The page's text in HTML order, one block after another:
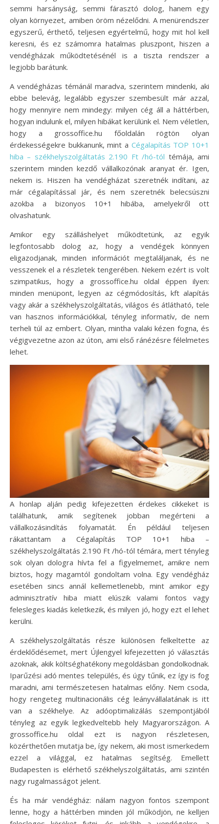
semmi harsányság, semmi fárasztó dolog, hanem egy
olyan környezet, amiben öröm nézelődni. A menürendszer
egyszerű, érthető, teljesen egyértelmű, hogy mit hol kell
keresni, és ez számomra hatalmas pluszpont, hiszen a
vendégházak működtetésénél is a tiszta rendszer a
legjobb barátunk.
A vendégházas témánál maradva, szerintem mindenki, aki
ebbe belevág, legalább egyszer szembesült már azzal,
hogy mennyire nem mindegy: milyen cég áll a háttérben,
hogyan indulunk el, milyen hibákat kerülünk el. Nem véletlen,
hogy a grossoffice.hu főoldalán rögtön olyan
érdekességekre bukkanunk, mint a Cégalapítás TOP 10+1
hiba – székhelyszolgáltatás 2.190 Ft /hó-tól témája, ami
szerintem minden kezdő vállalkozónak aranyat ér. Igen,
nekem is. Hiszen ha vendégházat szeretnék indítani, az
már cégalapítással jár, és nem szeretnék belecsúszni
azokba a bizonyos 10+1 hibába, amelyekről ott
olvashatunk.
Amikor egy szálláshelyet működtetünk, az egyik
legfontosabb dolog az, hogy a vendégek könnyen
eligazodjanak, minden információt megtaláljanak, és ne
vesszenek el a részletek tengerében. Nekem ezért is volt
szimpatikus, hogy a grossoffice.hu oldal éppen ilyen:
minden menüpont, legyen az cégmódosítás, kft alapítás
vagy akár a székhelyszolgáltatás, világos és átlátható, tele
van hasznos információkkal, tényleg informatív, de nem
terheli túl az embert. Olyan, mintha valaki kézen fogna, és
végigvezetne azon az úton, ami első ránézésre félelmetes
lehet.
A honlap alján pedig kifejezetten érdekes cikkeket is
találhatunk, amik segítenek jobban megérteni a
vállalkozásindítás folyamatát. Én például teljesen
rákattantam a Cégalapítás TOP 10+1 hiba –
székhelyszolgáltatás 2.190 Ft /hó-tól témára, mert tényleg
sok olyan dologra hívta fel a figyelmemet, amikre nem
biztos, hogy magamtól gondoltam volna. Egy vendégház
esetében sincs annál kellemetlenebb, mint amikor egy
adminisztratív hiba miatt elúszik valami fontos vagy
felesleges kiadás keletkezik, és milyen jó, hogy ezt el lehet
kerülni.
A székhelyszolgáltatás része különösen felkeltette az
érdeklődésemet, mert Újlengyel kifejezetten jó választás
azoknak, akik költséghatékony megoldásban gondolkodnak.
Iparűzési adó mentes település, és úgy tűnik, ez így is fog
maradni, ami természetesen hatalmas előny. Nem csoda,
hogy rengeteg multinacionális cég leányvállalatának is itt
van a székhelye. Az adóoptimalizálás szempontjából
tényleg az egyik legkedveltebb hely Magyarországon. A
grossoffice.hu oldal ezt is nagyon részletesen,
közérthetően mutatja be, így nekem, aki most ismerkedem
ezzel a világgal, ez hatalmas segítség. Emellett
Budapesten is elérhető székhelyszolgáltatás, ami szintén
nagy rugalmasságot jelent.
És ha már vendégház: nálam nagyon fontos szempont
lenne, hogy a háttérben minden jól működjön, ne kelljen